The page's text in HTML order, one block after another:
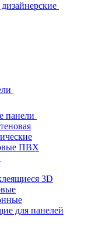
панели
ПВХ
3D
для панелей